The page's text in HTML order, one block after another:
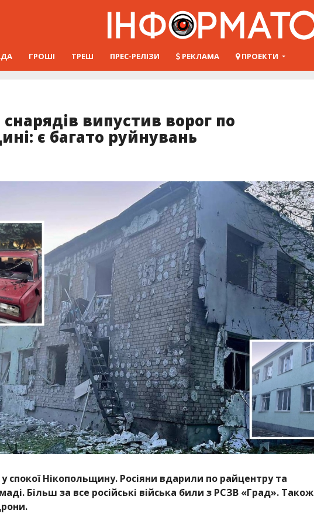
ГРОШІ ТРЕШ ПРЕС-РЕЛІЗИ РЕКЛАМА ПРОЕКТИ
випустив ворог по
є багато руйнувань
спокої Нікопольщину. Росіяни вдарили по райцентру та
Більш за все російські війська били з РСЗВ «Град».Також